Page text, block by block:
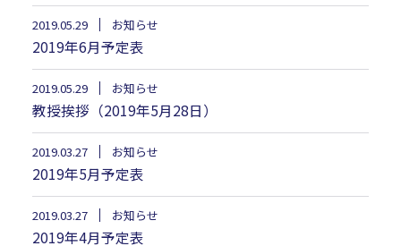
2019.05.29 お知らせ
2019年6月予定表
2019.05.29 お知らせ
教授挨拶（2019年5月28日）
2019.03.27 お知らせ
2019年5月予定表
2019.03.27 お知らせ
2019年4月予定表